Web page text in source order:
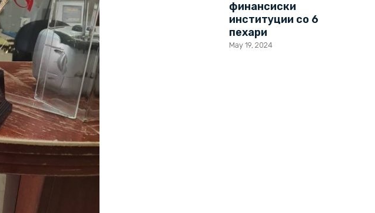
финансиски
институции со 6
пехари
May 19, 2024